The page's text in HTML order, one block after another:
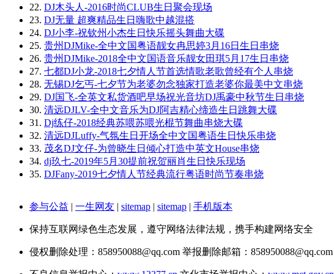
22. DJ木头人-2016时尚CLUB生日聚会现场
23. DJ无量 超爽精品生日嗨歌中越混搭
24. DJ小李-祝钦州小杰生日快乐摇头舞曲大碟
25. 贵州DJMike-全中文国粤语靓女冉思婷3月16日生日串烧
26. 贵州DJMike-2018全中文国语音乐靓女田琪5月17生日串烧
27. 七都DJ小龙-2018七夕情人节首选情歌老歌曾经有个人串烧
28. 无锡DJ乞丐-七夕节为老婆勿念独家打造老婆你最美中文串烧
29. DJ国飞-全英文私货酒吧早场祝光音坊DJ禹豪中秋节生日串烧
30. 清远DJLV-全中文音乐为DJ阿吉精心缔造生日跳舞大碟
31. Dj练仔-2018经典苏喂苏喂光棍节舞曲串烧大碟
32. 清远DJLuffy-气氛生日开场全中文国粤语生日快乐串烧
33. 茂名DJ文仔-为曾晓生日倾心打造中英文House串烧
34. dj玖七-2019年5月30提前祝贺丽肖生日快乐现场
35. DJFany-2019七夕情人节经典流行粤语时尚节奏串烧
参与公益 | 一生网友 | sitemap | sitemap | 手机版本
保持互联网绿色生态发展，遵守网络法律法规，携手构建网络安全
侵权删除处理：858950088@qq.com 举报删除邮箱：858950088@qq.com